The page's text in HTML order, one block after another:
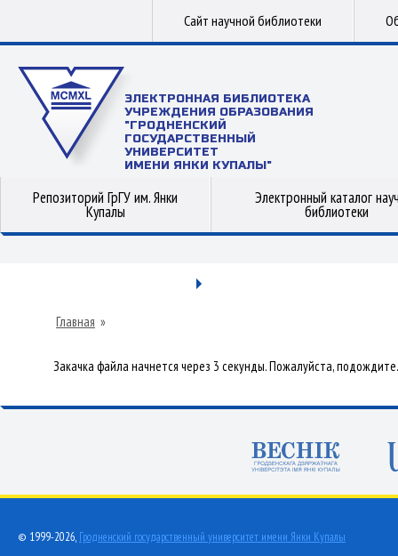
Сайт научной библиотеки
ЭЛЕКТРОННАЯ БИБЛИОТЕКА
УЧРЕЖДЕНИЯ ОБРАЗОВАНИЯ
"ГРОДНЕНСКИЙ
ГОСУДАРСТВЕННЫЙ
УНИВЕРСИТЕТ
ИМЕНИ ЯНКИ КУПАЛЫ"
Репозиторий ГрГУ им. Янки
Купалы
Электронный каталог
библиотеки
Главная »
Закачка файла начнется через 3 секунды. Пожалуйста, подождите.
© 1999-2026, Гродненский государственный университет имени Янки Купалы